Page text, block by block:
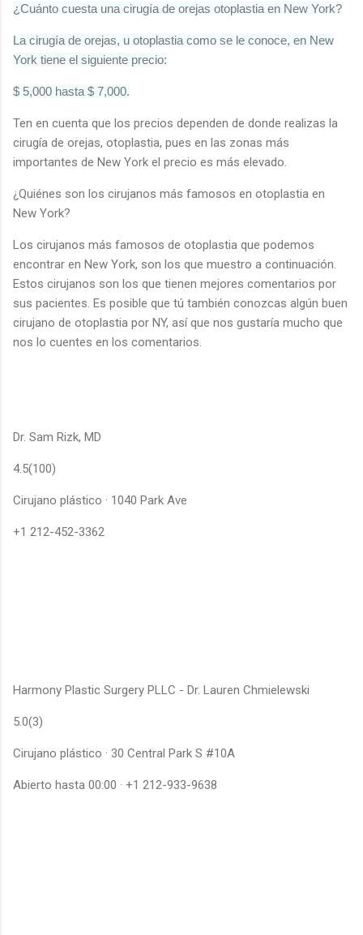
¿Cuánto cuesta una cirugía de orejas otoplastia en New York?
La cirugía de orejas, u otoplastia como se le conoce, en New
York tiene el siguiente precio:
$ 5,000 hasta $ 7,000.
Ten en cuenta que los precios dependen de donde realizas la
cirugía de orejas, otoplastia, pues en las zonas más
importantes de New York el precio es más elevado.
¿Quiénes son los cirujanos más famosos en otoplastia en
New York?
Los cirujanos más famosos de otoplastia que podemos
encontrar en New York, son los que muestro a continuación.
Estos cirujanos son los que tienen mejores comentarios por
sus pacientes. Es posible que tú también conozcas algún buen
cirujano de otoplastia por NY, así que nos gustaría mucho que
nos lo cuentes en los comentarios.
Dr. Sam Rizk, MD
4.5(100)
Cirujano plástico · 1040 Park Ave
+1 212-452-3362
Harmony Plastic Surgery PLLC - Dr. Lauren Chmielewski
5.0(3)
Cirujano plástico · 30 Central Park S #10A
Abierto hasta 00:00 · +1 212-933-9638